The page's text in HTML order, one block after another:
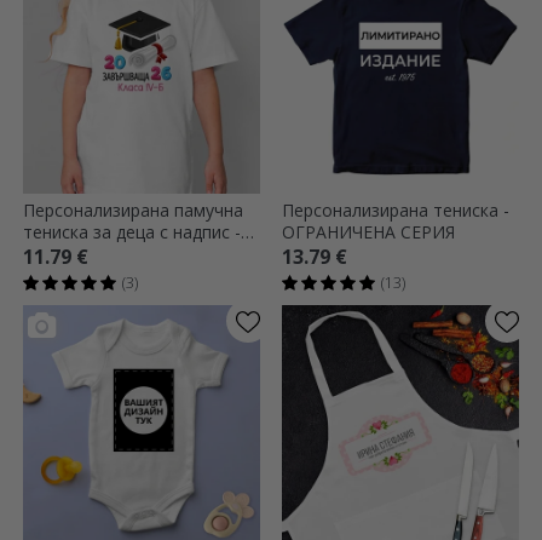
Персонализирана памучна
тениска за деца с надпис -
Абитуриент
11.79 €
(3)
Персонализирана тениска -
ОГРАНИЧЕНА СЕРИЯ
13.79 €
(13)